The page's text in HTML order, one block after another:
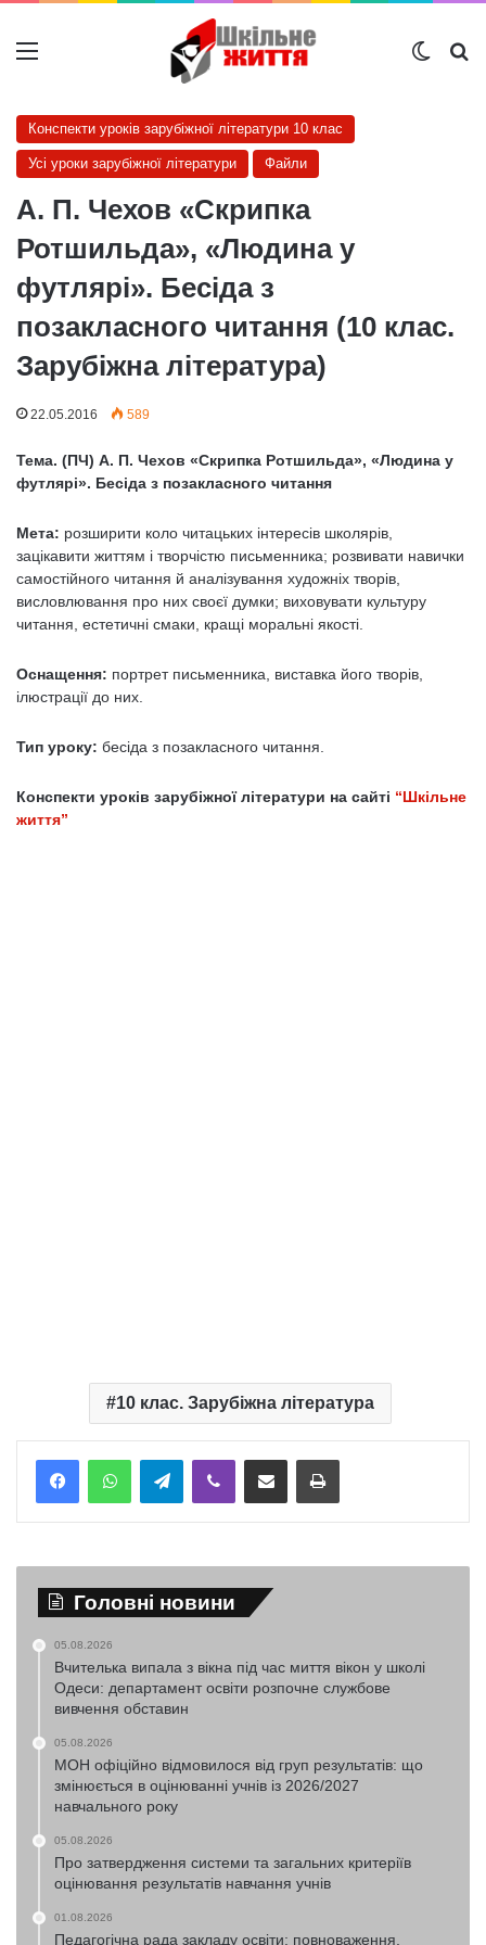
Меню
Конспекти уроків зарубіжної літератури 10 клас
Усі уроки зарубіжної літератури Файли
А. П. Чехов «Скрипка
Ротшильда», «Людина у
футлярі». Бесіда з
позакласного читання (10 клас.
Зарубіжна література)
22.05.2016 589
Тема. (ПЧ) А. П. Чехов «Скрипка Ротшильда», «Людина у
футлярі». Бесіда з позакласного читання
Мета: розширити коло читацьких інтересів школярів,
зацікавити життям і творчістю письменника; розвивати навички
самостійного читання й аналізування художніх творів,
висловлювання про них своєї думки; виховувати культуру
читання, естетичні смаки, кращі моральні якості.
Оснащення: портрет письменника, виставка його творів,
ілюстрації до них.
Тип уроку: бесіда з позакласного читання.
Конспекти уроків зарубіжної літератури на сайті “Шкільне
життя”
10 клас. Зарубіжна література
TelegramViber Надіслати електронною поштоюНадрукувати
Головні новини
05.08.2026
Вчителька випала з вікна під час миття вікон у школі
Одеси: департамент освіти розпочне службове
вивчення обставин
05.08.2026
МОН офіційно відмовилося від груп результатів: що
змінюється в оцінюванні учнів із 2026/2027
навчального року
05.08.2026
Про затвердження системи та загальних критеріїв
оцінювання результатів навчання учнів
01.08.2026
Педагогічна рада закладу освіти: повноваження,